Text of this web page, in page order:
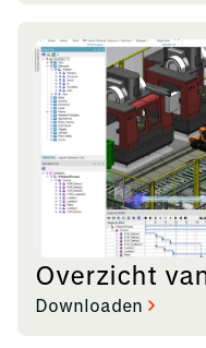
Overzicht
Downloaden